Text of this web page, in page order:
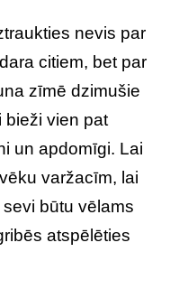
nevis par
citiem, bet par
zīmē dzimušie
bieži vien pat
un apdomīgi. Lai
varžacīm, lai
būtu vēlams
atspēlēties